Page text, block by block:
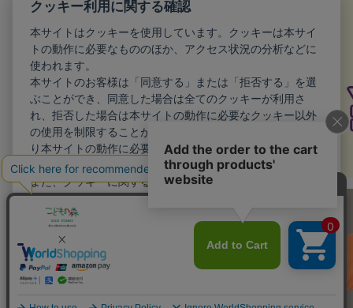
本サイトはクッキーを使用しています。クッキーは本サイ
トの動作に必要なもののほか、アクセス状況の分析などに
使われます。
本サイトのお客様は「同意する」または「拒否する」を選
ぶことができ、同意した場合は全てのクッキーが利用さ
れ、拒否した場合は本サイトの動作に必要なクッキー以外
の使用を制限することができます。お客様が同意しない限
り本サイトの動作に必要最小限のクッキー以外が利用され
ることはありません。
また、クッキーに関する設定を詳細に行いたい場合はこち
らから行えます。詳細設定
同意する
拒否する